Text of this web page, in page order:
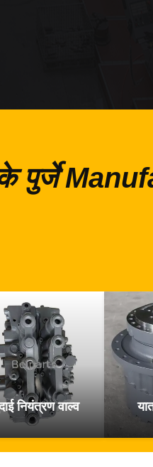
के पुर्जे
नियंत्रण वाल्व